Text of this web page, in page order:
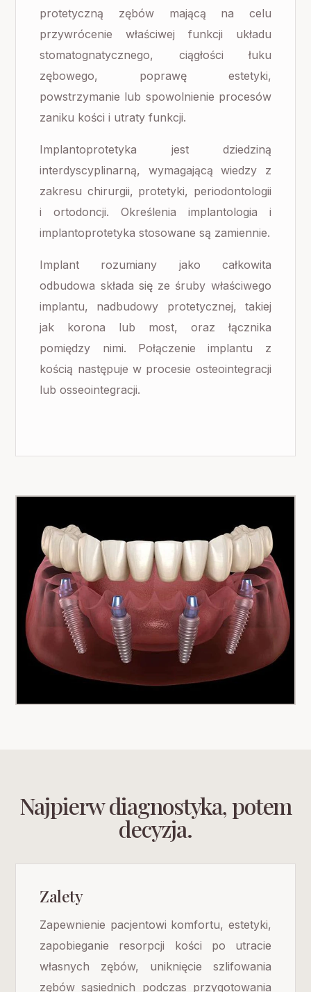
protetyczną zębów mającą na celu
przywrócenie właściwej funkcji układu
stomatognatycznego, ciągłości łuku
zębowego, poprawę estetyki,
powstrzymanie lub spowolnienie procesów
zaniku kości i utraty funkcji.
Implantoprotetyka jest dziedziną
interdyscyplinarną, wymagającą wiedzy z
zakresu chirurgii, protetyki, periodontologii
i ortodoncji. Określenia implantologia i
implantoprotetyka stosowane są zamiennie.
Implant rozumiany jako całkowita
odbudowa składa się ze śruby właściwego
implantu, nadbudowy protetycznej, takiej
jak korona lub most, oraz łącznika
pomiędzy nimi. Połączenie implantu z
kością następuje w procesie osteointegracji
lub osseointegracji.
Najpierw diagnostyka, potem
decyzja.
Zalety
Zapewnienie pacjentowi komfortu, estetyki,
zapobieganie resorpcji kości po utracie
własnych zębów, uniknięcie szlifowania
zębów sąsiednich podczas przygotowania